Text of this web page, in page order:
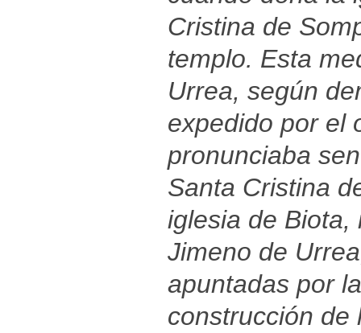
Cristina de
templo. Esta
Urrea, según
expedido por el
pronunciaba
Santa Cristina
iglesia de
Jimeno de
apuntadas por
construcción de